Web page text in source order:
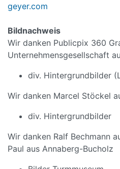
geyer.com
Bildnachweis
Wir danken Publicpix 360
Unternehmensgesellschaft
div. Hintergrundbilder
Wir danken Marcel Stöckel
div. Hintergrundbilder
Wir danken Ralf Bechmann
Paul aus Annaberg-Bucholz